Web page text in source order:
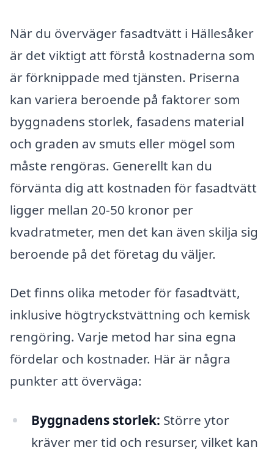
När du överväger fasadtvätt i Hällesåker
är det viktigt att förstå kostnaderna som
är förknippade med tjänsten. Priserna
kan variera beroende på faktorer som
byggnadens storlek, fasadens material
och graden av smuts eller mögel som
måste rengöras. Generellt kan du
förvänta dig att kostnaden för fasadtvätt
ligger mellan 20-50 kronor per
kvadratmeter, men det kan även skilja sig
beroende på det företag du väljer.
Det finns olika metoder för fasadtvätt,
inklusive högtryckstvättning och kemisk
rengöring. Varje metod har sina egna
fördelar och kostnader. Här är några
punkter att överväga:
Byggnadens storlek: Större ytor
kräver mer tid och resurser, vilket kan